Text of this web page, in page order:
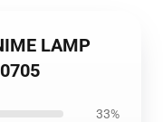
LAMP
33%